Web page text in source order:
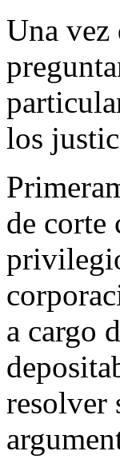
Una vez
los
de corte
a cargo
resolver